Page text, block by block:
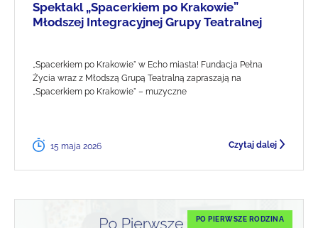
Spektakl „Spacerkiem po Krakowie”
Młodszej Integracyjnej Grupy Teatralnej
„Spacerkiem po Krakowie" w Echo miasta! Fundacja Pełna
Życia wraz z Młodszą Grupą Teatralną zapraszają na
„Spacerkiem po Krakowie" – muzyczne
15 maja 2026 Czytaj dalej
PO PIERWSZE RODZINA